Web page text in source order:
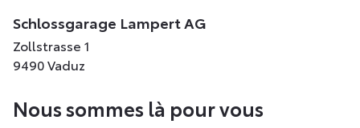
Schlossgarage Lampert AG
Zollstrasse 1
9490 Vaduz
Nous sommes là pour vous